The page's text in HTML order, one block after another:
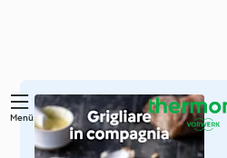
Zum
Hauptinhalt
springen
Menü